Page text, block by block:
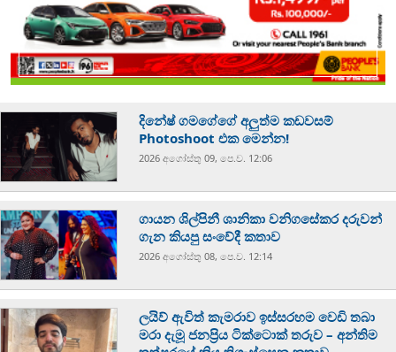
දිනේෂ් ගමගේගේ අලුත්ම කඩවසම්
Photoshoot එක මෙන්න!
2026 අගෝස්‍තු 09, පෙ.ව. 12:06
ගායන ශිල්පිනී ශානිකා වනිගසේකර දරුවන්
ගැන කියපු සංවේදී කතාව
2026 අගෝස්‍තු 08, පෙ.ව. 12:14
ලයිව් ඇවිත් කැමරාව ඉස්සරහම වෙඩි තබා
මරා දැමූ ජනප්‍රිය ටික්ටොක් තරුව – අන්තිම